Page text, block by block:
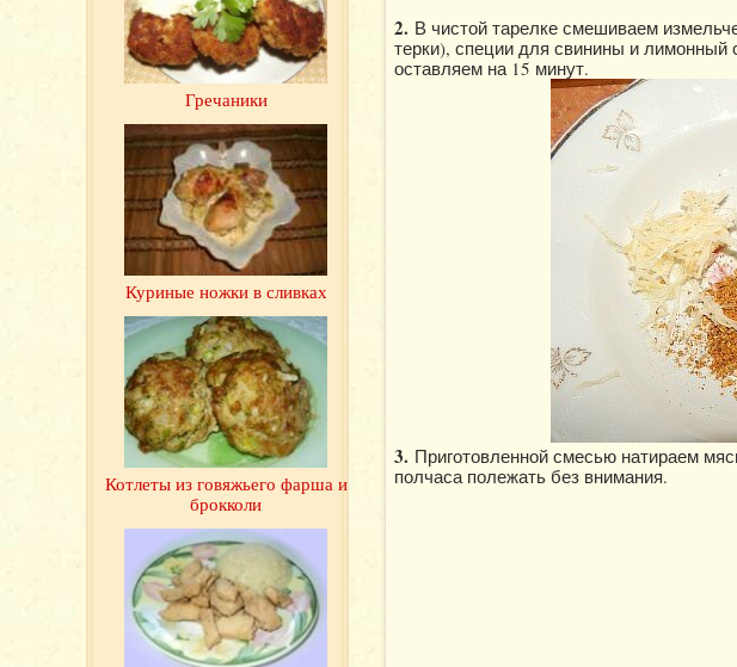
2. В чистой тарелке смешиваем
терки), специи для свинины и
оставляем на 15 минут.
3. Приготовленной смесью натираем
полчаса полежать без внимания.
Гречаники
Куриные ножки в сливках
Котлеты из говяжьего фарша и
брокколи